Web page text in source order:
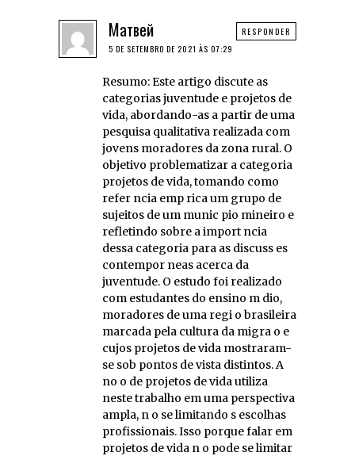
Матвей
5 DE SETEMBRO DE 2021 ÀS 07:29
Resumo: Este artigo discute as
categorias juventude e projetos de
vida, abordando-as a partir de uma
pesquisa qualitativa realizada com
jovens moradores da zona rural. O
objetivo problematizar a categoria
projetos de vida, tomando como
refer ncia emp rica um grupo de
sujeitos de um munic pio mineiro e
refletindo sobre a import ncia
dessa categoria para as discuss es
contempor neas acerca da
juventude. O estudo foi realizado
com estudantes do ensino m dio,
moradores de uma regi o brasileira
marcada pela cultura da migra o e
cujos projetos de vida mostraram-
se sob pontos de vista distintos. A
no o de projetos de vida utiliza
neste trabalho em uma perspectiva
ampla, n o se limitando s escolhas
profissionais. Isso porque falar em
projetos de vida n o pode se limitar
RESPONDER